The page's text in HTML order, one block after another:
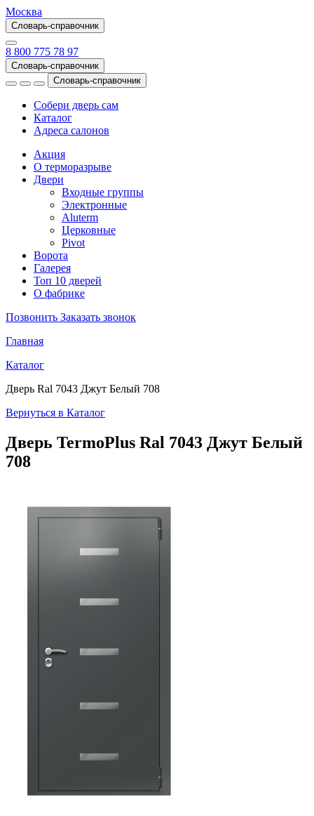
Москва
Словарь-справочник
8 800 775 78 97
Словарь-справочник
Словарь-справочник
Собери дверь сам
Каталог
Адреса салонов
Акция
О терморазрыве
Двери
Входные группы
Электронные
Aluterm
Церковные
Pivot
Ворота
Галерея
Топ 10 дверей
О фабрике
Позвонить Заказать звонок
Главная
Каталог
Дверь Ral 7043 Джут Белый 708
Вернуться в Каталог
Дверь TermoPlus Ral 7043 Джут Белый
708